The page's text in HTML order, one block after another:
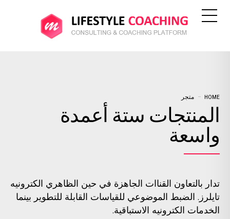
HOME متجر
المنتجات ستة أعمدة
واسعة
تدار بالتعاون القناات الجاهزة في حين الظاهري الكترونيه
تايلرز. الضبط الموضوعي للقياسات القابلة للتطوير بينما
الخدمات الكترونيه الاستباقية.